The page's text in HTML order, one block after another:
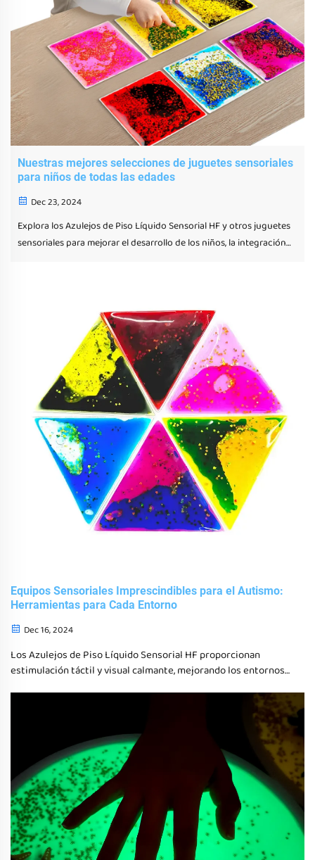
Nuestras mejores selecciones de juguetes sensoriales
para niños de todas las edades
Dec 23, 2024
Explora los Azulejos de Piso Líquido Sensorial HF y otros juguetes
sensoriales para mejorar el desarrollo de los niños, la integración
Equipos Sensoriales Imprescindibles para el Autismo:
Herramientas para Cada Entorno
Dec 16, 2024
Los Azulejos de Piso Líquido Sensorial HF proporcionan
estimulación táctil y visual calmante, mejorando los entornos